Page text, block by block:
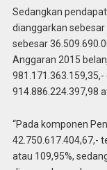
Sedangkan
dianggarkan sebesar
sebesar
Anggaran 2015
914.886.224.397,98
“Pada komponen
42.750.617.404,67,-
atau 109,95%,